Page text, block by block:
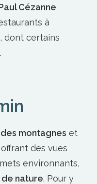
Cézanne
à
dont certains
montagnes et
des vues
environnants,
de nature. Pour y